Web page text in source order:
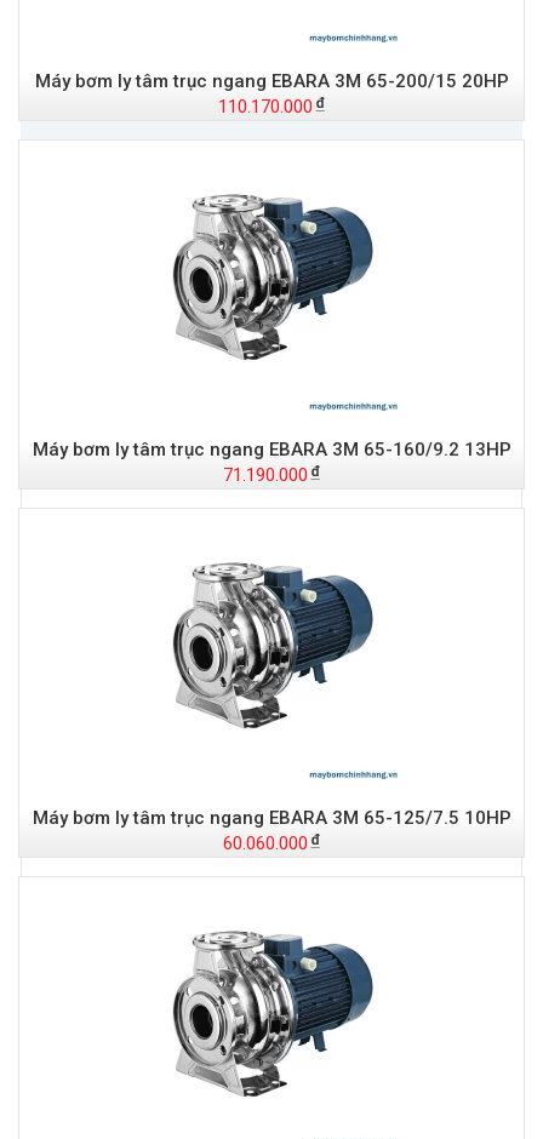
Máy bơm ly tâm trục ngang EBARA 3M 65-200/15 20HP
110.170.000
Máy bơm ly tâm trục ngang EBARA 3M 65-160/9.2 13HP
71.190.000
Máy bơm ly tâm trục ngang EBARA 3M 65-125/7.5 10HP
60.060.000